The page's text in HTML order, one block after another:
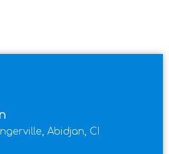
Abidjan, CI